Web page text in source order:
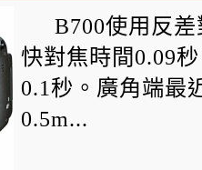
B700使用反
快對焦時間0.09
0.1秒。廣角端最
0.5m...